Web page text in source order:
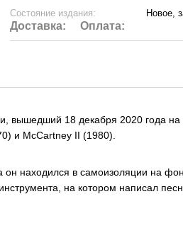
Состояние издания:
Новое,
Доставка: Оплата:
вышедший 18 декабря 2020 года на
и McCartney II (1980).
он находился в самоизоляции на
на котором написал